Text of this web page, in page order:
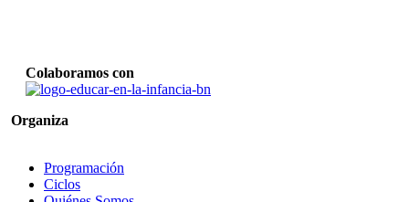
Colaboramos con
Organiza
Programación
Ciclos